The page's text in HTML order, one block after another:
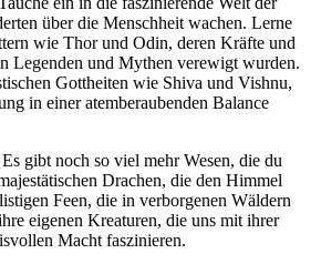
über die Menschheit wachen. Lerne
wie Thor und Odin, deren Kräfte und
Legenden und Mythen verewigt wurden.
Gottheiten wie Shiva und Vishnu,
in einer atemberaubenden Balance
gibt noch so viel mehr Wesen, die du
Drachen, die den Himmel
Feen, die in verborgenen Wäldern
eigenen Kreaturen, die uns mit ihrer
Macht faszinieren.